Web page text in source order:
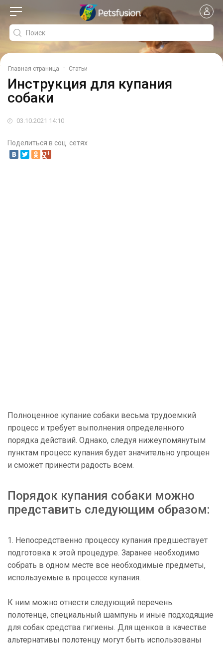
Главная страница - Статьи
Инструкция для купания
собаки
03.10.2021 14:10
Поделиться в соц. сетях
Полноценное купание собаки весьма трудоемкий
процесс и требует выполнения определенного
порядка действий. Однако, следуя нижеупомянутым
пунктам процесс купания будет значительно упрощен
и сможет принести радость всем.
Порядок купания собаки можно
представить следующим образом:
1. Непосредственно процессу купания предшествует
подготовка к этой процедуре. Заранее необходимо
собрать в одном месте все необходимые предметы,
используемые в процессе купания.
К ним можно отнести следующий перечень:
полотенце, специальный шампунь и иные подходящие
для собак средства гигиены. Для щенков в качестве
альтернативы полотенцу могут быть использованы